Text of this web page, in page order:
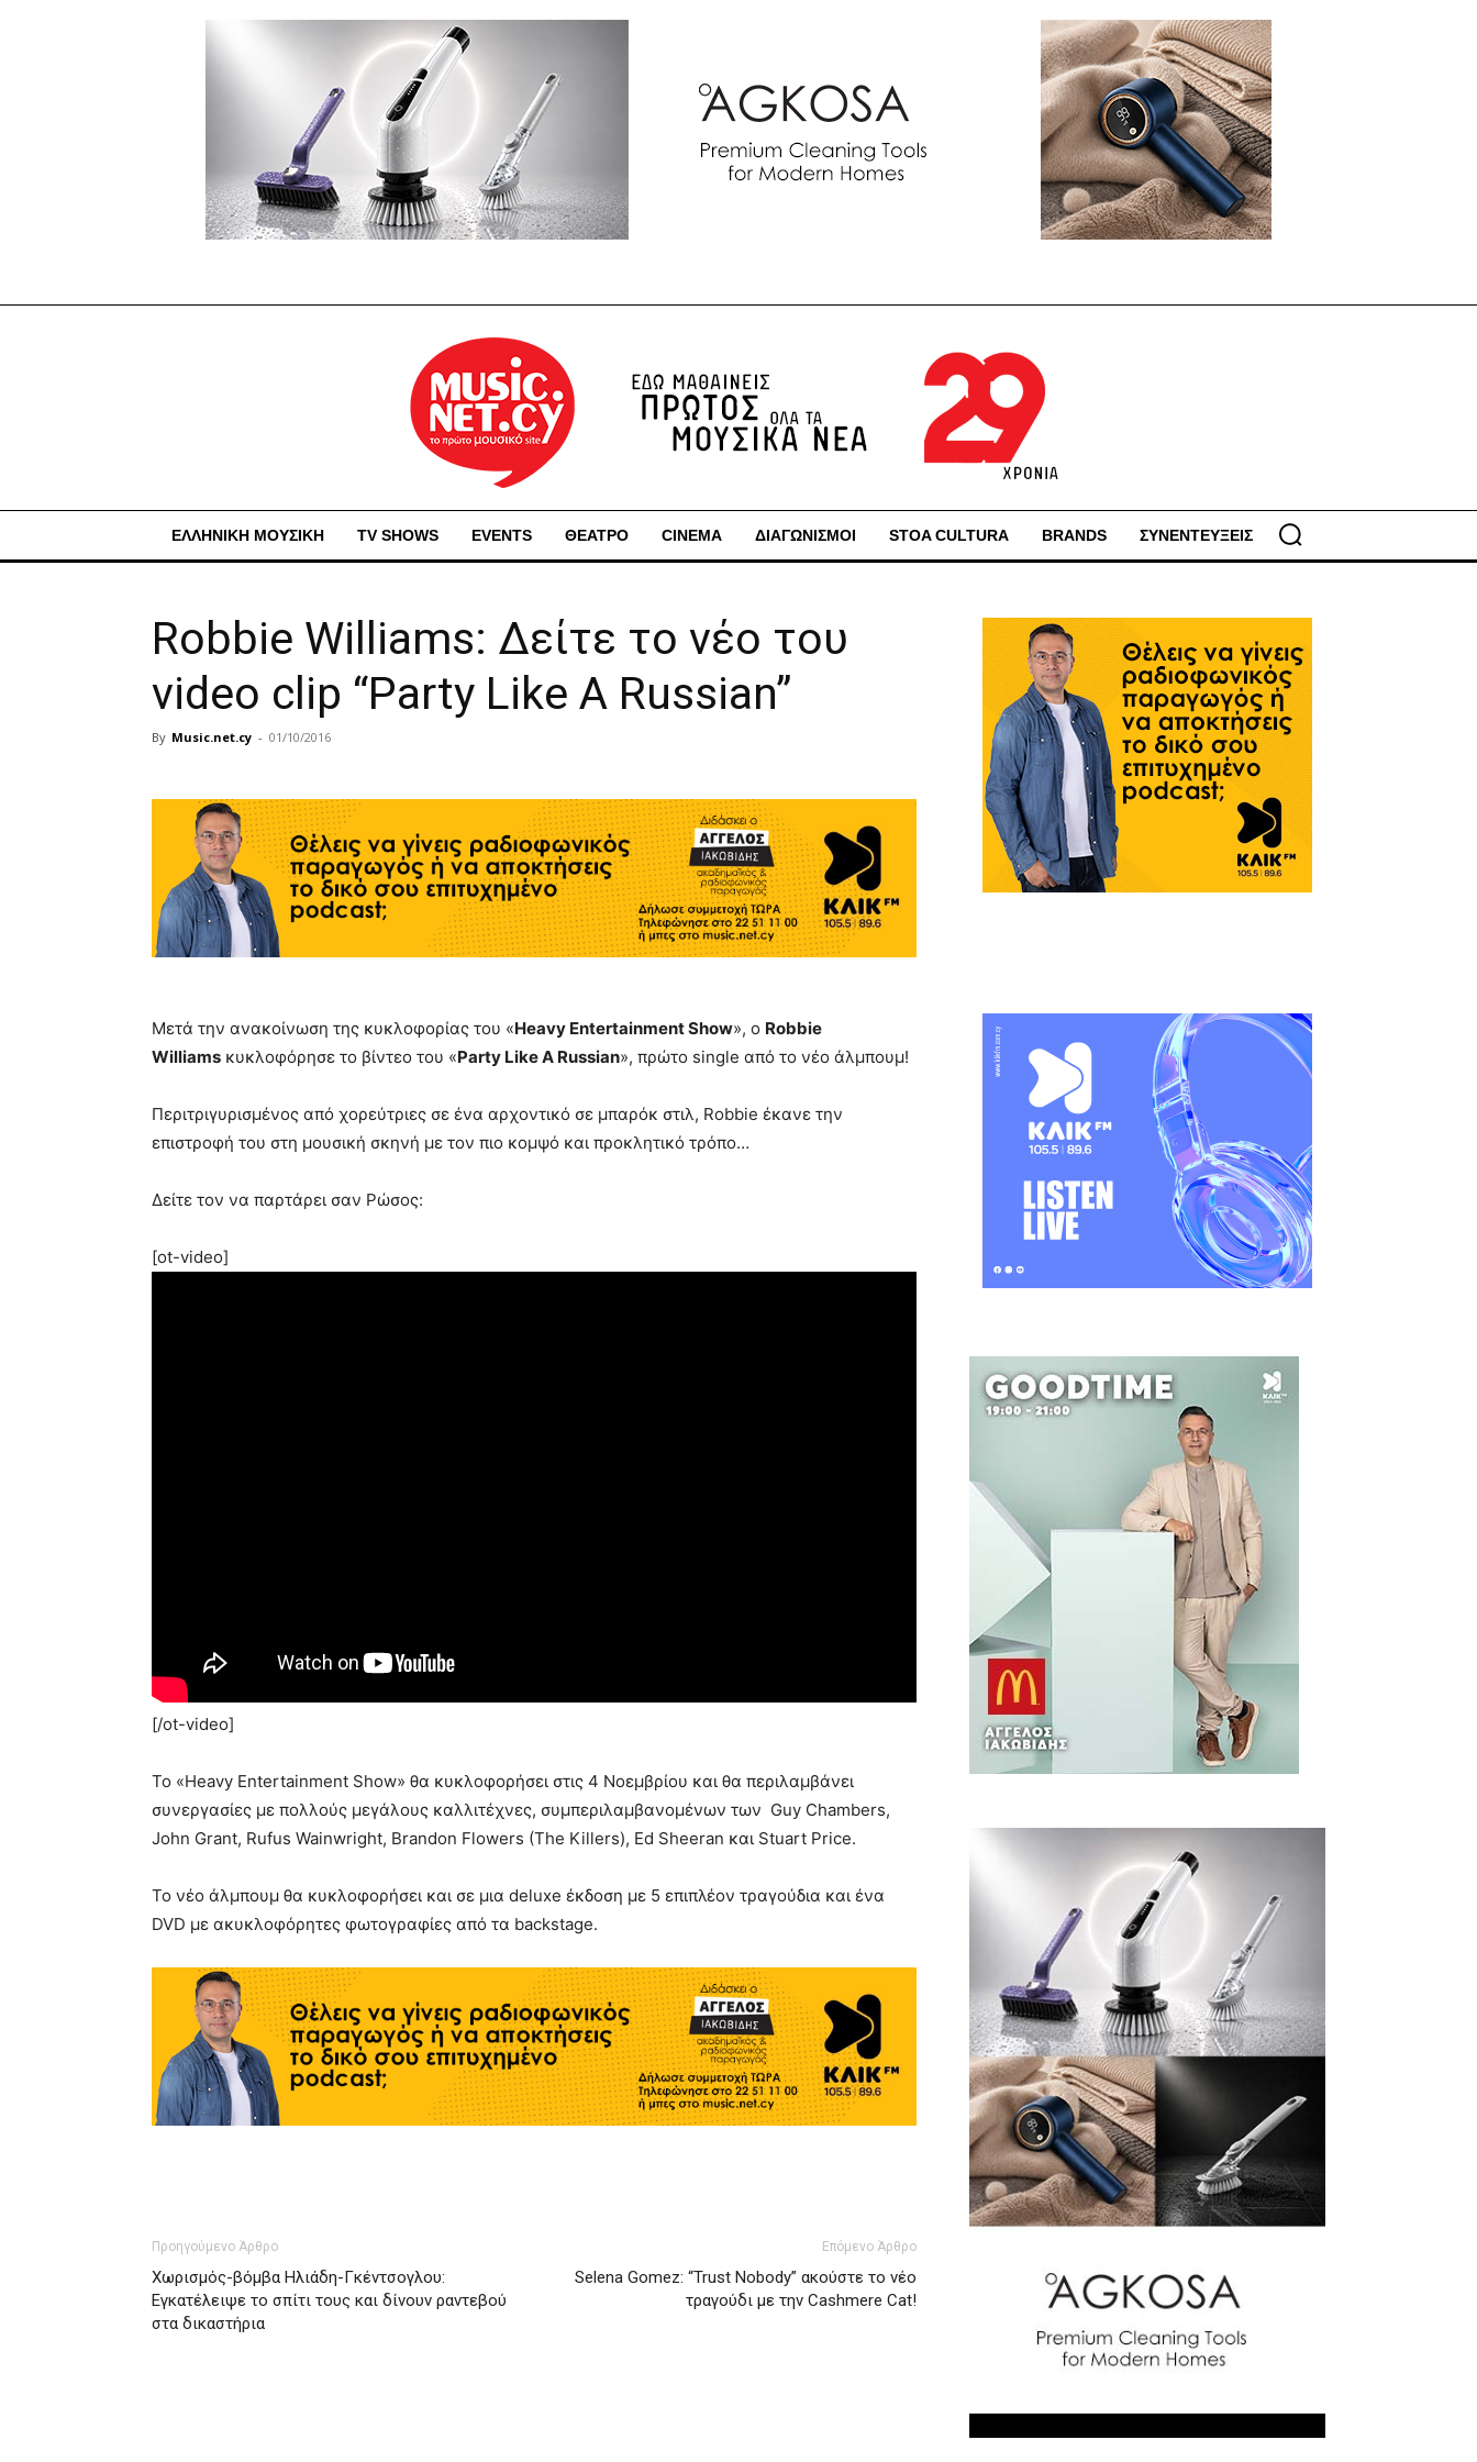
ΕΛΛΗΝΙΚΗ ΜΟΥΣΙΚΗ TV SHOWS EVENTS ΘΕΑΤΡΟ CINEMA ΔΙΑΓΩΝΙΣΜΟΙ STOA CULTURA BRANDS ΣΥΝΕΝΤΕΥΞΕΙΣ
Robbie Williams: Δείτε το νέο του
video clip “Party Like A Russian”
By Music.net.cy - 01/10/2016
Μετά την ανακοίνωση της κυκλοφορίας του «Heavy Entertainment Show», ο Robbie
Williams κυκλοφόρησε το βίντεο του «Party Like A Russian», πρώτο single από το νέο άλμπουμ!
Περιτριγυρισμένος από χορεύτριες σε ένα αρχοντικό σε μπαρόκ στιλ, Robbie έκανε την
επιστροφή του στη μουσική σκηνή με τον πιο κομψό και προκλητικό τρόπο…
Δείτε τον να παρτάρει σαν Ρώσος:
[ot-video]
[/ot-video]
Το «Heavy Entertainment Show» θα κυκλοφορήσει στις 4 Νοεμβρίου και θα περιλαμβάνει
συνεργασίες με πολλούς μεγάλους καλλιτέχνες, συμπεριλαμβανομένων των Guy Chambers,
John Grant, Rufus Wainwright, Brandon Flowers (The Killers), Ed Sheeran και Stuart Price.
Το νέο άλμπουμ θα κυκλοφορήσει και σε μια deluxe έκδοση με 5 επιπλέον τραγούδια και ένα
DVD με ακυκλοφόρητες φωτογραφίες από τα backstage.
Προηγούμενο Άρθρο
Χωρισμός-βόμβα Ηλιάδη-Γκέντσογλου:
Εγκατέλειψε το σπίτι τους και δίνουν ραντεβού
στα δικαστήρια
Επόμενο Άρθρο
Selena Gomez: “Trust Nobody” ακούστε το νέο
τραγούδι με την Cashmere Cat!